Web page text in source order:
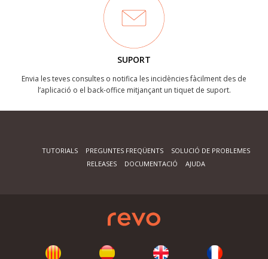
SUPORT
Envia les teves consultes o notifica les incidències fàcilment des de
l’aplicació o el back-office mitjançant un tiquet de suport.
TUTORIALS PREGUNTES FREQÜENTS
SOLUCIÓ DE PROBLEMES
RELEASES
DOCUMENTACIÓ AJUDA